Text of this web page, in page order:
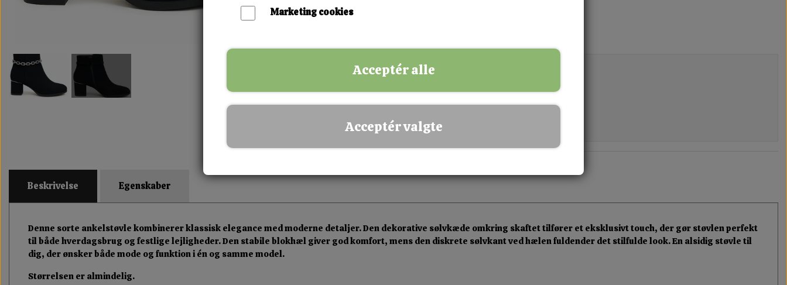
✅ Fysisk butik i Esbjerg
✅ Sikker betaling
Beskrivelse Egenskaber
Denne sorte ankelstøvle kombinerer klassisk elegance med moderne detaljer. Den dekorative sølvkæde omkring skaftet tilfører et eksklusivt touch, der gør støvlen perfekt
til både hverdagsbrug og festlige lejligheder. Den stabile blokhæl giver god komfort, mens den diskrete sølvkant ved hælen fuldender det stilfulde look. En alsidig støvle til
dig, der ønsker både mode og funktion i én og samme model.
Størrelsen er almindelig.
Marketing cookies
Acceptér alle
Acceptér valgte